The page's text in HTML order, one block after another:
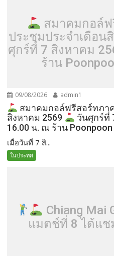
สมาคมกอล์ฟ
ประชุมประจำเดือน
ศุกร์ที่ 7 สิงหาคม
ร้าน
09/08/2026 admin1
สมาคมกอล์ฟรีสอร์ทภา
สิงหาคม 2569
วันศุกร์ที่
16.00 น. ณ ร้าน Poonpoon
เมื่อวันที่ 7 สิ...
ในประทศ
Chiang Mai
แมตช์ที่ 8 ได้แ